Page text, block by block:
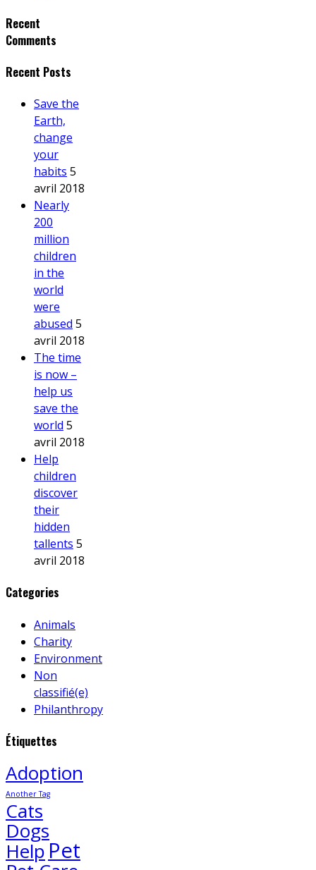
Recent
Comments
Recent Posts
Save the
Earth,
change
your
habits 5
avril 2018
Nearly
200
million
children
in the
world
were
abused 5
avril 2018
The time
is now –
help us
save the
world 5
avril 2018
Help
children
discover
their
hidden
tallents 5
avril 2018
Categories
Animals
Charity
Environment
Non
classifié(e)
Philanthropy
Étiquettes
Adoption
Another Tag
Cats
Dogs
Help Pet